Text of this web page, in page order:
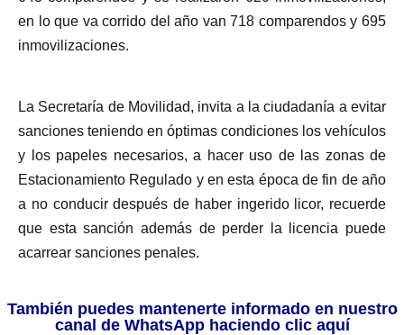
en lo que va corrido del año van 718 comparendos y 695
inmovilizaciones.
La Secretaría de Movilidad, invita a la ciudadanía a evitar
sanciones teniendo en óptimas condiciones los vehículos
y los papeles necesarios, a hacer uso de las zonas de
Estacionamiento Regulado y en esta época de fin de año
a no conducir después de haber ingerido licor, recuerde
que esta sanción además de perder la licencia puede
acarrear sanciones penales.
También puedes mantenerte informado en nuestro
canal de WhatsApp haciendo clic aquí